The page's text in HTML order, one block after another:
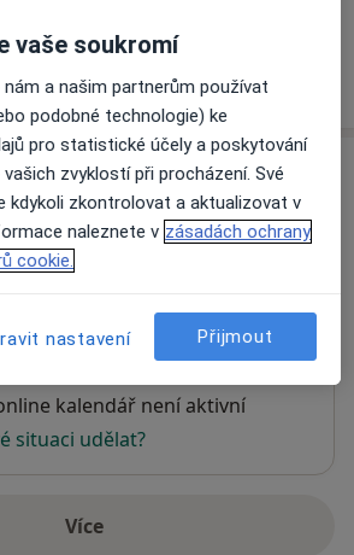
Zbraslav - Lucie Fričová
3.patro,
Přiblížit mapuse otevře v nové záložce
kalendář není aktivní
situaci udělat?
Víceo adrese
vaše soukromí
a našim partnerům používat
podobné technologie) ke
pro statistické účely a poskytování
zvyklostí při procházení. Své
kdykoli zkontrolovat a aktualizovat v
naleznete v zásadách ochrany
cookie.
nastavení Přijmout